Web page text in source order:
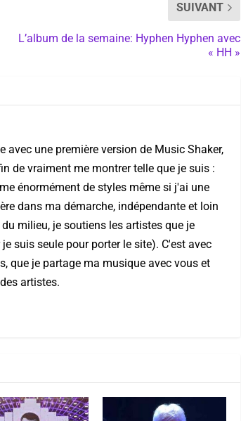
SUIVANT
L’album de la semaine: Hyphen Hyphen avec
« HH »
une première version de Music Shaker,
de vraiment me montrer telle que je suis :
énormément de styles même si j'ai une
dans ma démarche, indépendante et loin
milieu, je soutiens les artistes que je
suis seule pour porter le site). C'est avec
que je partage ma musique avec vous et
artistes.